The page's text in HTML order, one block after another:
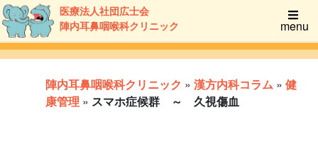
医療法人社団広士会
陣内耳鼻咽喉科クリニック
menu
陣内耳鼻咽喉科クリニック » 漢方内科コラム » 健
康管理 » スマホ症候群 ～ 久視傷血